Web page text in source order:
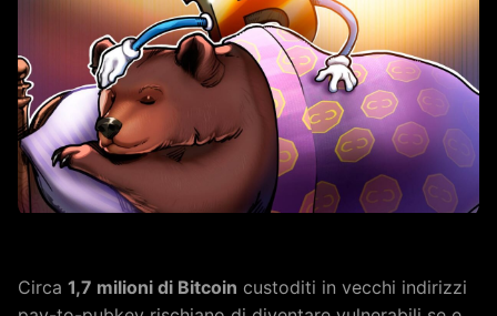
Circa 1,7 milioni di Bitcoin custoditi in vecchi indirizzi